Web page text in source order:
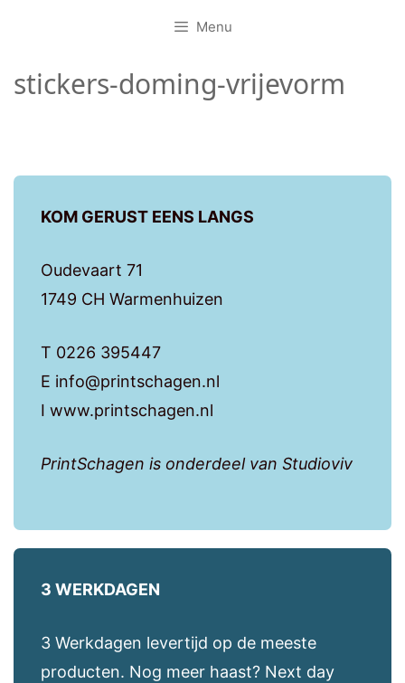
Menu
stickers-doming-vrijevorm
KOM GERUST EENS LANGS
Oudevaart 71
1749 CH Warmenhuizen
T 0226 395447
E info@printschagen.nl
I www.printschagen.nl
PrintSchagen is onderdeel van Studioviv
3 WERKDAGEN
3 Werkdagen levertijd op de meeste
producten. Nog meer haast? Next day